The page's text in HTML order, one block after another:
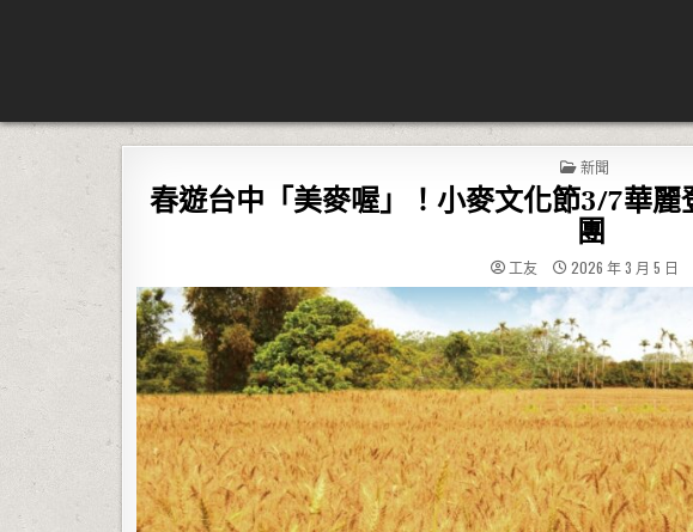
POSTED IN
新聞
春遊台中「美麥喔」！小麥文化節3/7華
團
工友 2026 年 3 月 5 日